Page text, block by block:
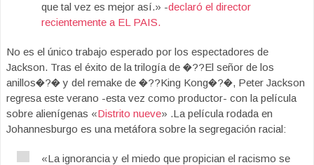
que tal vez es mejor así.» -declaró el director
recientemente a EL PAIS.
No es el único trabajo esperado por los espectadores de
Jackson. Tras el éxito de la trilogía de �??El señor de los
anillos�?� y del remake de �??King Kong�?�, Peter Jackson
regresa este verano -esta vez como productor- con la película
sobre alienígenas «Distrito nueve» .La película rodada en
Johannesburgo es una metáfora sobre la segregación racial:
«La ignorancia y el miedo que propician el racismo se